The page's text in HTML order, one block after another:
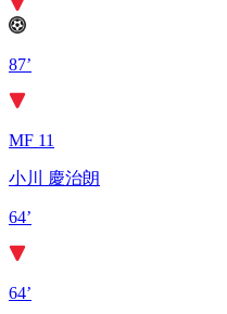
87’
MF 11
小川 慶治朗
64’
64’